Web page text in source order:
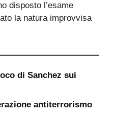
disposto l’esame
la natura improvvisa
di Sanchez sui
antiterrorismo